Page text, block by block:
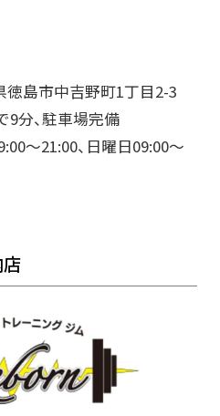
島市中吉野町1丁目2-3
分、駐車場完備
～21:00、日曜日09:00～
店